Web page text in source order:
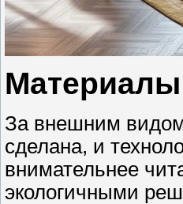
Материалы
За внешним
сделана, и
внимательнее
экологичными